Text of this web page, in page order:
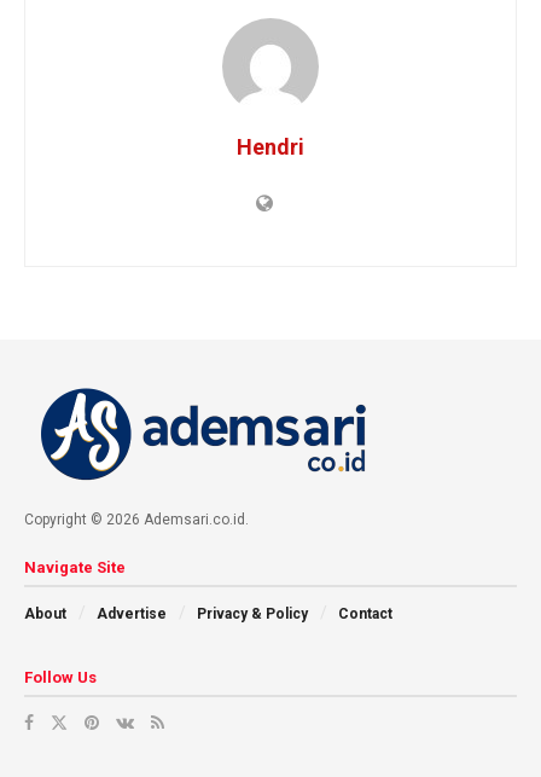
Hendri
Copyright © 2026 Ademsari.co.id.
Navigate Site
About Advertise Privacy & Policy Contact
Follow Us